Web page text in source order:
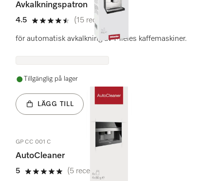
Avkalkningspatron
4.5
4.5 stars out of 5
(15 recensioner)
för automatisk avkalkning av Mieles kaffemaskiner.
Tillgänglig på lager
LÄGG TILL
GP CC 001 C
AutoCleaner
5
5 stars out of 5
(5 recensioner)